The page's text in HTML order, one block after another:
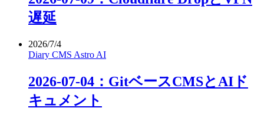
遅延
2026/7/4
Diary CMS Astro AI
2026-07-04：GitベースCMSとAIド
キュメント